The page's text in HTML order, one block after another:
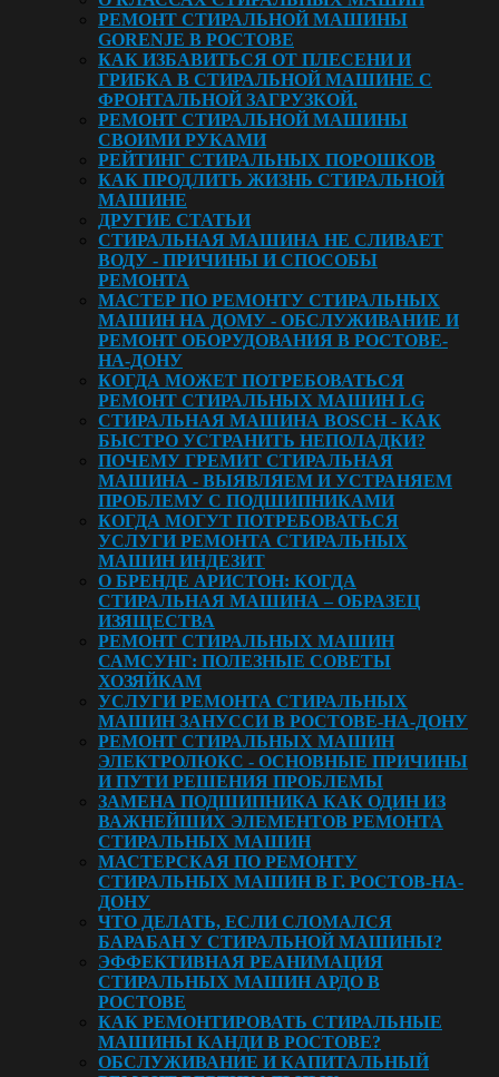
РЕМОНТ СТИРАЛЬНОЙ МАШИНЫ
GORENJE В РОСТОВЕ
КАК ИЗБАВИТЬСЯ ОТ ПЛЕСЕНИ И
ГРИБКА В СТИРАЛЬНОЙ МАШИНЕ С
ФРОНТАЛЬНОЙ ЗАГРУЗКОЙ.
РЕМОНТ СТИРАЛЬНОЙ МАШИНЫ
СВОИМИ РУКАМИ
РЕЙТИНГ СТИРАЛЬНЫХ ПОРОШКОВ
КАК ПРОДЛИТЬ ЖИЗНЬ СТИРАЛЬНОЙ
МАШИНЕ
ДРУГИЕ СТАТЬИ
СТИРАЛЬНАЯ МАШИНА НЕ СЛИВАЕТ
ВОДУ - ПРИЧИНЫ И СПОСОБЫ
РЕМОНТА
МАСТЕР ПО РЕМОНТУ СТИРАЛЬНЫХ
МАШИН НА ДОМУ - ОБСЛУЖИВАНИЕ И
РЕМОНТ ОБОРУДОВАНИЯ В РОСТОВЕ-
НА-ДОНУ
КОГДА МОЖЕТ ПОТРЕБОВАТЬСЯ
РЕМОНТ СТИРАЛЬНЫХ МАШИН LG
СТИРАЛЬНАЯ МАШИНА BOSCH - КАК
БЫСТРО УСТРАНИТЬ НЕПОЛАДКИ?
ПОЧЕМУ ГРЕМИТ СТИРАЛЬНАЯ
МАШИНА - ВЫЯВЛЯЕМ И УСТРАНЯЕМ
ПРОБЛЕМУ С ПОДШИПНИКАМИ
КОГДА МОГУТ ПОТРЕБОВАТЬСЯ
УСЛУГИ РЕМОНТА СТИРАЛЬНЫХ
МАШИН ИНДЕЗИТ
О БРЕНДЕ АРИСТОН: КОГДА
СТИРАЛЬНАЯ МАШИНА – ОБРАЗЕЦ
ИЗЯЩЕСТВА
РЕМОНТ СТИРАЛЬНЫХ МАШИН
САМСУНГ: ПОЛЕЗНЫЕ СОВЕТЫ
ХОЗЯЙКАМ
УСЛУГИ РЕМОНТА СТИРАЛЬНЫХ
МАШИН ЗАНУССИ В РОСТОВЕ-НА-ДОНУ
РЕМОНТ СТИРАЛЬНЫХ МАШИН
ЭЛЕКТРОЛЮКС - ОСНОВНЫЕ ПРИЧИНЫ
И ПУТИ РЕШЕНИЯ ПРОБЛЕМЫ
ЗАМЕНА ПОДШИПНИКА КАК ОДИН ИЗ
ВАЖНЕЙШИХ ЭЛЕМЕНТОВ РЕМОНТА
СТИРАЛЬНЫХ МАШИН
МАСТЕРСКАЯ ПО РЕМОНТУ
СТИРАЛЬНЫХ МАШИН В Г. РОСТОВ-НА-
ДОНУ
ЧТО ДЕЛАТЬ, ЕСЛИ СЛОМАЛСЯ
БАРАБАН У СТИРАЛЬНОЙ МАШИНЫ?
ЭФФЕКТИВНАЯ РЕАНИМАЦИЯ
СТИРАЛЬНЫХ МАШИН АРДО В
РОСТОВЕ
КАК РЕМОНТИРОВАТЬ СТИРАЛЬНЫЕ
МАШИНЫ КАНДИ В РОСТОВЕ?
ОБСЛУЖИВАНИЕ И КАПИТАЛЬНЫЙ